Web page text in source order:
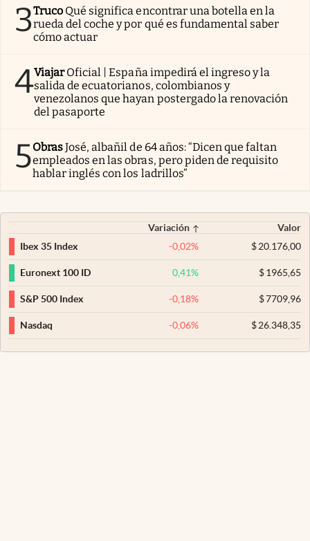
3Truco Qué significa encontrar una botella en la
rueda del coche y por qué es fundamental saber
cómo actuar
4Viajar Oficial | España impedirá el ingreso y la
salida de ecuatorianos, colombianos y
venezolanos que hayan postergado la renovación
del pasaporte
5ObrasJosé, albañil de 64 años: “Dicen que faltan
empleados en las obras, pero piden de requisito
hablar inglés con los ladrillos”
Variación
Valor
Ibex 35 Index
-0,02% $20.176,00
Euronext 100 ID 0,41% $1965,65
S&P 500 Index -0,18% $7709,96
Nasdaq -0,06% $26.348,35